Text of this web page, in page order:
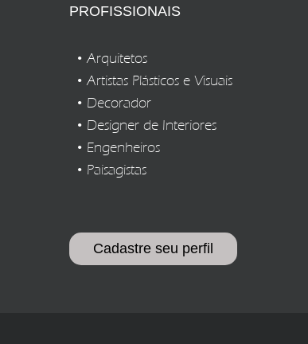
PROFISSIONAIS
Arquitetos
Artistas Plásticos e Visuais
Decorador
Designer de Interiores
Engenheiros
Paisagistas
Cadastre seu perfil